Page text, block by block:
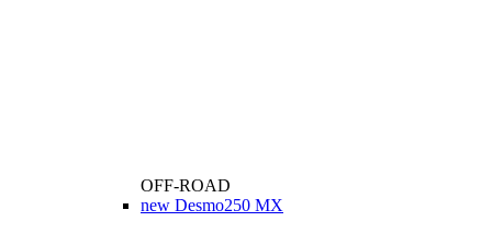
OFF-ROAD
new Desmo250 MX